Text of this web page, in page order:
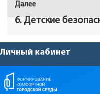
Далее
запись:
6. Детские
Личный кабинет